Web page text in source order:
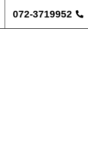
072-3719952